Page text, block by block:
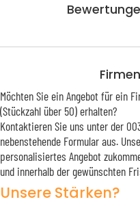
Möchten Sie ein Angebot für ein
(Stückzahl über 50) erhalten?
Kontaktieren Sie uns unter der
nebenstehende Formular aus.
personalisiertes Angebot
und innerhalb der gewünschten
Unsere Stärken?